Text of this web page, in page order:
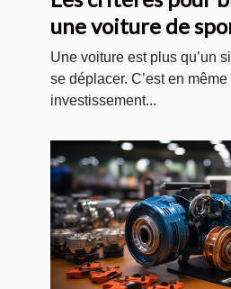
une voiture de
Une voiture est plus qu’un
se déplacer. C’est en
investissement...